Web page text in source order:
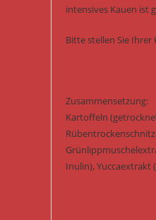
intensives Kauen ist
Bitte stellen Sie Ihrer
Zusammensetzung:
Kartoffeln
Inulin), Yuccaextrakt